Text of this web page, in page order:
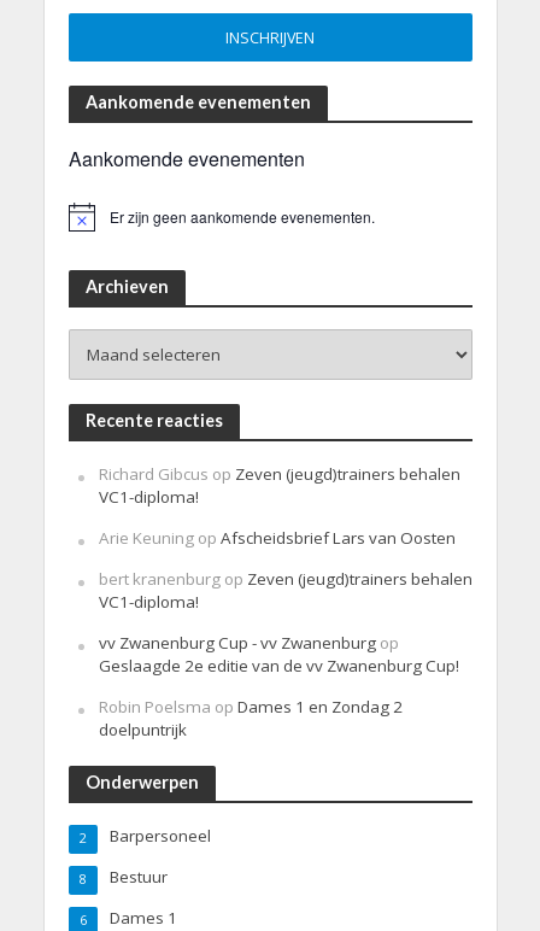
Aankomende evenementen
Aankomende evenementen
Er zijn geen aankomende evenementen.
Archieven
Recente reacties
Richard Gibcus op Zeven (jeugd)trainers behalen
VC1-diploma!
Arie Keuningop Afscheidsbrief Lars van Oosten
bert kranenburgop Zeven (jeugd)trainers behalen
VC1-diploma!
vv Zwanenburg Cup - vv Zwanenburgop
Geslaagde 2e editie van de vv Zwanenburg Cup!
Robin Poelsma op Dames 1 en Zondag 2
doelpuntrijk
Onderwerpen
Barpersoneel
2
Bestuur
8
Dames 1
6